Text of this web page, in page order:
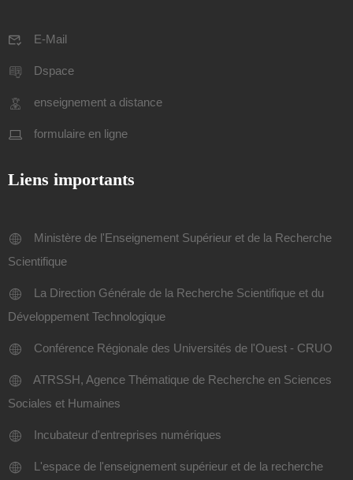
E-Mail
Dspace
enseignement a distance
formulaire en ligne
Liens importants
Ministère de l'Enseignement Supérieur et de la Recherche
Scientifique
La Direction Générale de la Recherche Scientifique et du
Développement Technologique
Conférence Régionale des Universités de l'Ouest - CRUO
ATRSSH, Agence Thématique de Recherche en Sciences
Sociales et Humaines
Incubateur d'entreprises numériques
L'espace de l'enseignement supérieur et de la recherche